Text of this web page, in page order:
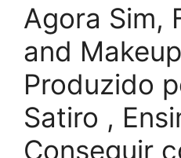
Agora Sim,
and
Produzido
Satiro ,
Conseguir